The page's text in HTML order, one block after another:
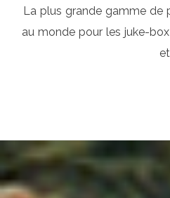
La plus grande gamme de
au monde pour les juke-